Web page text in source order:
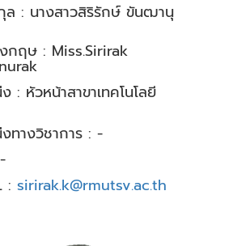
ล : นางสาวสิริรักษ์ ขันฒานุ
กฤษ : Miss.​Sirirak
: หัวหน้าสาขาเทคโนโลยี
ทางวิชาการ : -
: sirirak.k@rmutsv.ac.th